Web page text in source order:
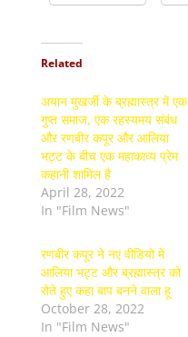
Related
अयान मुखर्जी के ब्रह्मास्त्र में एक
गुप्त समाज, एक रहस्यमय संबंध
और रणबीर कपूर और आलिया
भट्ट के बीच एक महाकाव्य प्रेम
कहानी शामिल है
April 28, 2022
In "Film News"
रणबीर कपूर ने नए वीडियो में
आलिया भट्ट और ब्रह्मास्त्र को
रोते हुए कहा बाप बनने वाला हू
October 28, 2022
In "Film News"